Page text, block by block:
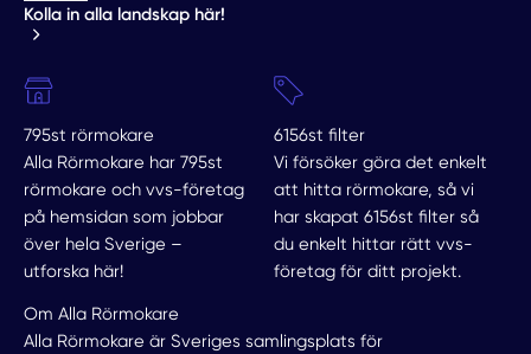
Kolla in alla landskap här!
795st rörmokare
Alla Rörmokare har 795st
rörmokare och vvs-företag
på hemsidan som jobbar
över hela Sverige –
utforska här!
6156st filter
Vi försöker göra det enkelt
att hitta rörmokare, så vi
har skapat 6156st filter så
du enkelt hittar rätt vvs-
företag för ditt projekt.
Om Alla Rörmokare
Alla Rörmokare är Sveriges samlingsplats för